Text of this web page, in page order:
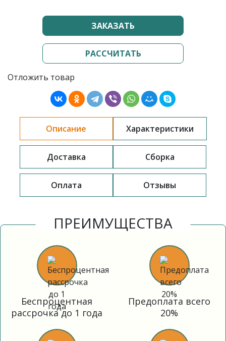
ЗАКАЗАТЬ
РАССЧИТАТЬ
Отложить товар
Описание Характеристики
Доставка Сборка
Оплата Отзывы
ПРЕИМУЩЕСТВА
Беспроцентная
рассрочка до 1 года
Предоплата всего
20%